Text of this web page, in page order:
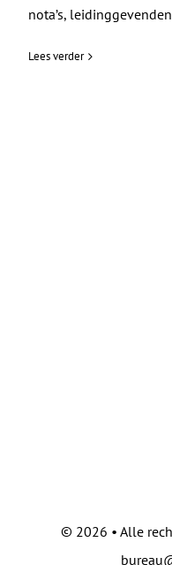
nota’s,
Lees verder
© 2026 • Alle